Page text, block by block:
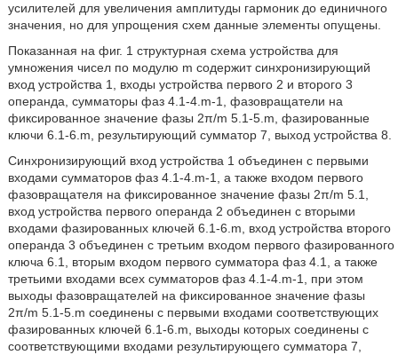
усилителей для увеличения амплитуды гармоник до единичного
значения, но для упрощения схем данные элементы опущены.
Показанная на фиг. 1 структурная схема устройства для
умножения чисел по модулю m содержит синхронизирующий
вход устройства 1, входы устройства первого 2 и второго 3
операнда, сумматоры фаз 4.1-4.m-1, фазовращатели на
фиксированное значение фазы 2π/m 5.1-5.m, фазированные
ключи 6.1-6.m, результирующий сумматор 7, выход устройства 8.
Синхронизирующий вход устройства 1 объединен с первыми
входами сумматоров фаз 4.1-4.m-1, а также входом первого
фазовращателя на фиксированное значение фазы 2π/m 5.1,
вход устройства первого операнда 2 объединен с вторыми
входами фазированных ключей 6.1-6.m, вход устройства второго
операнда 3 объединен с третьим входом первого фазированного
ключа 6.1, вторым входом первого сумматора фаз 4.1, а также
третьими входами всех сумматоров фаз 4.1-4.m-1, при этом
выходы фазовращателей на фиксированное значение фазы
2π/m 5.1-5.m соединены с первыми входами соответствующих
фазированных ключей 6.1-6.m, выходы которых соединены с
соответствующими входами результирующего сумматора 7,